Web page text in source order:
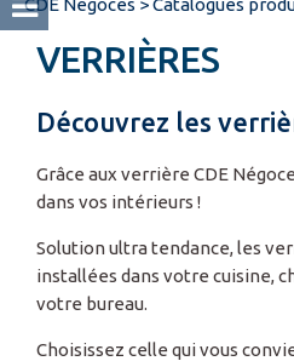
CDE Negoces >Catalogues
VERRIÈRES
Découvrez les
Grâce aux verrière CDE
dans vos intérieurs !
Solution ultra tendance, les
installées dans votre cuisine,
votre bureau.
Choisissez celle qui vous